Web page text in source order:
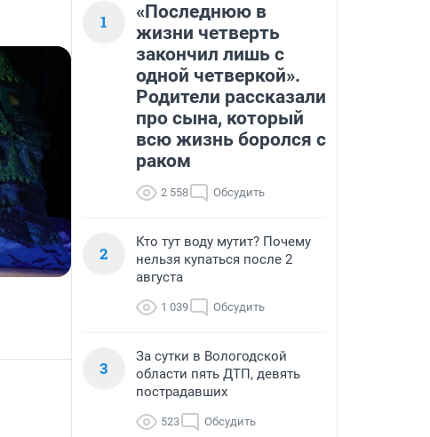
1
«Последнюю в
жизни четверть
закончил лишь с
одной четверкой».
Родители рассказали
про сына, который
всю жизнь боролся с
раком
2 558 Обсудить
2
Кто тут воду мутит? Почему
нельзя купаться после 2
августа
1 039 Обсудить
3
За сутки в Вологодской
области пять ДТП, девять
пострадавших
523 Обсудить